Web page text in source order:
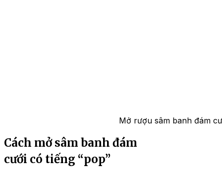
Mở rượu sâm banh đám
Cách mở sâm banh đám
cưới có tiếng “pop”